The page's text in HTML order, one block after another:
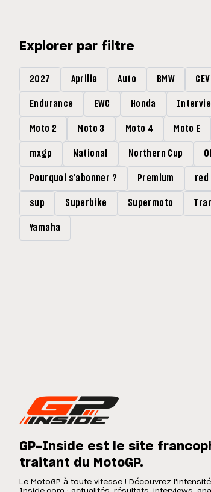
Explorer par filtre
2027 Aprilia Auto BMW CEV
Endurance EWC Honda
Moto 2 Moto 3 Moto 4 Moto E
mxgp National Northern Cup
Pourquoi s'abonner ? Premium red
sup Superbike Supermoto
Yamaha
GP-Inside est le site
traitant du MotoGP.
Le MotoGP à toute vitesse ! Découvrez